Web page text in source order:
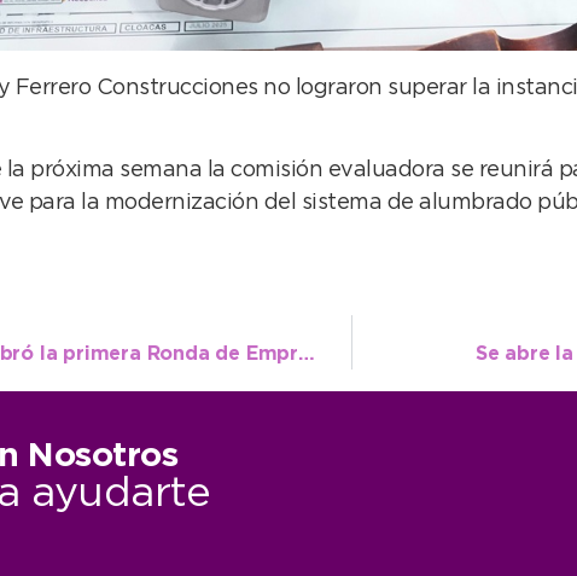
Ferrero Construcciones no lograron superar la
próxima semana la comisión evaluadora se reunirá
para la modernización del sistema de alumbrado
Con notable convocatoria se celebró la primera Ronda de Emprendedores del año Se abre
Nosotros
ayudarte